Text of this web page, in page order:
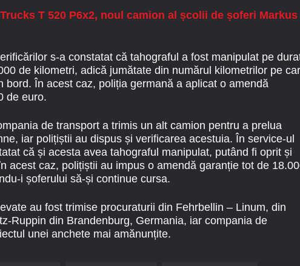
T 520 P6x2, noul camion al școlii de șoferi Markus
s-a constatat că tahograful a fost manipulat pe
de kilometri, adică jumătate din numărul kilometrilor pe
bord. În acest caz, poliția germană a aplicat o amendă
de euro.
de transport a trimis un alt camion pentru a prelua
iar polițiștii au dispus și verificarea acestuia. În service-ul
că și acesta avea tahograful manipulat, putând fi oprit și
acest caz, polițiștii au impus o amendă garanție tot de
i șoferului să-și continue cursa.
au fost trimise procuraturii din Fehrbellin – Linum, din
Ruppin din Brandenburg, Germania, iar compania de
unei anchete mai amănunțite.